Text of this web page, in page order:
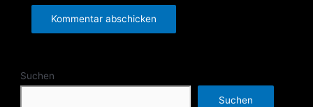
Suchen
Suchen